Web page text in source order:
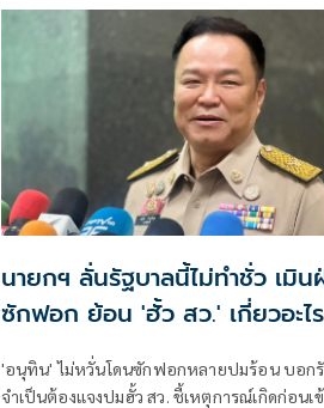
นายกฯ ลั่นรัฐบาลนี้ไม่ทำชั่ว เมิน
ซักฟอก ย้อน 'ฮั้ว สว.' เกี่ยวอะไร
'อนุทิน' ไม่หวั่นโดนซักฟอกหลายปมร้อน บอก
จำเป็นต้องแจงปมฮั้ว สว. ชี้เหตุการณ์เกิดก่อนเข้